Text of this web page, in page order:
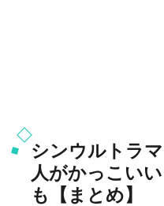
シンウルトラ
人がかっこい
も【まとめ】